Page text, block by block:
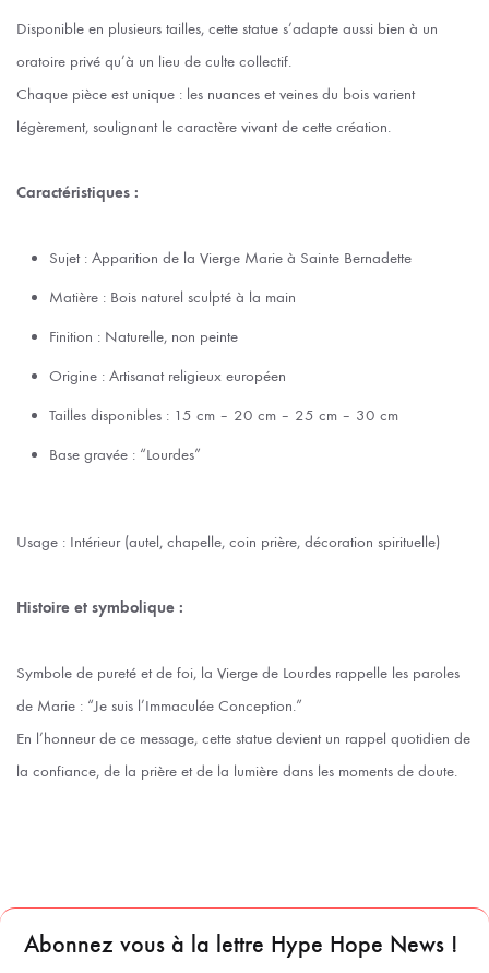
Disponible en plusieurs tailles, cette statue s’adapte aussi bien à un
oratoire privé qu’à un lieu de culte collectif.
Chaque pièce est unique : les nuances et veines du bois varient
légèrement, soulignant le caractère vivant de cette création.
Caractéristiques :
Sujet : Apparition de la Vierge Marie à Sainte Bernadette
Matière : Bois naturel sculpté à la main
Finition : Naturelle, non peinte
Origine : Artisanat religieux européen
Tailles disponibles : 15 cm – 20 cm – 25 cm – 30 cm
Base gravée : “Lourdes”
Usage : Intérieur (autel, chapelle, coin prière, décoration spirituelle)
Histoire et symbolique :
Symbole de pureté et de foi, la Vierge de Lourdes rappelle les paroles
de Marie : “Je suis l’Immaculée Conception.”
En l’honneur de ce message, cette statue devient un rappel quotidien de
la confiance, de la prière et de la lumière dans les moments de doute.
Abonnez vous à la lettre Hype Hope News !